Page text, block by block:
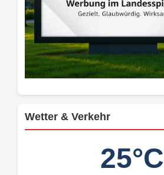
Wetter & Verkehr
25°C